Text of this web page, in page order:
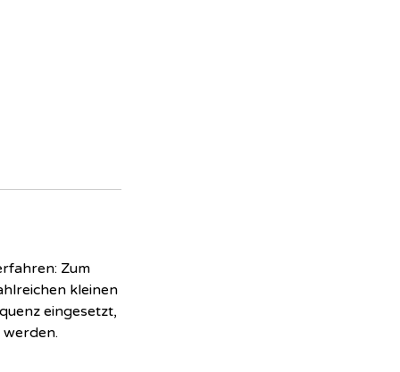
Zum
kleinen
eingesetzt,